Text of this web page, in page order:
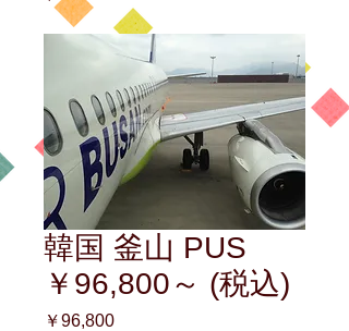
カート
韓国 釜山 PUS
￥96,800～ (税込)
￥96,800価